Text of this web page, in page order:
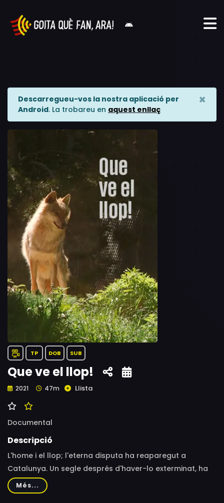
Descarregueu-vos la nostra aplicació per
Android. La trobareu en aquest enllaç
×
TP DOB SUB
Que ve el llop!
2021 47m Llista
Documental
Descripció
L'home i el llop; l'eterna disputa ha reaparegut a
Catalunya. Un segle després d'haver-lo exterminat, ha
tornat el llop i, amb ell, els primers conflictes.
Més...